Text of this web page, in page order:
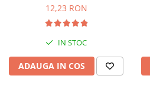
12,23 RON
IN STOC
ADAUGA IN COS